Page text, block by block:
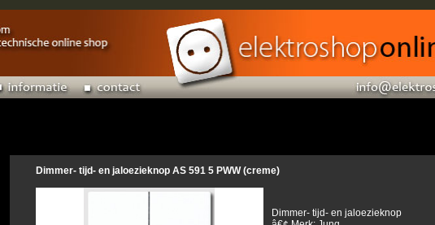
Dimmer- tijd- en jaloezieknop AS 591 5 PWW (creme)
Dimmer- tijd- en jaloezieknop